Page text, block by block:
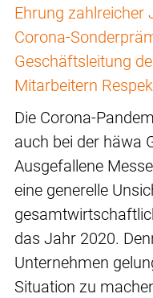
Ehrung zahlreicher
Corona-
Geschäftsleitung
Mitarbeitern
Die Corona-
auch bei der häwa
Ausgefallene
eine generelle
das Jahr 2020.
Unternehmen
Situation zu